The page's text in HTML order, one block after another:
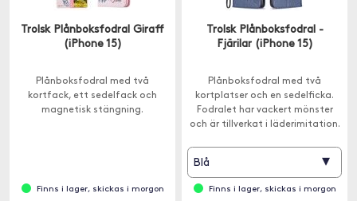
Trolsk Plånboksfodral Giraff
(iPhone 15)
Plånboksfodral med två
kortfack, ett sedelfack och
magnetisk stängning.
Finns i lager, skickas i morgon
Trolsk Plånboksfodral -
Fjärilar (iPhone 15)
Plånboksfodral med två
kortplatser och en sedelficka.
Fodralet har vackert mönster
och är tillverkat i läderimitation.
Blå ▾
Finns i lager, skickas i morgon